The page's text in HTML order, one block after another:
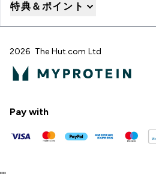
特典＆ポイント
2026 The Hut.com Ltd
Pay with
""